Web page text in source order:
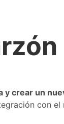
crear un
con